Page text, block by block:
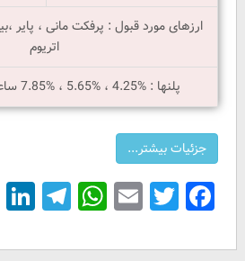
ارزهای مورد قبول : پرفکت مانی ، پایر
اتریوم
پلنها : %4.25 ، %5.65 ، %7.85 ساعتی برای 24 ساعت
Facebook
Twitter
Email